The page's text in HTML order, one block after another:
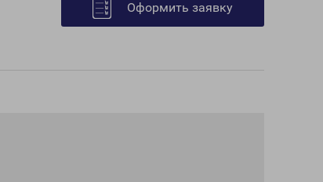
Оформить заявку